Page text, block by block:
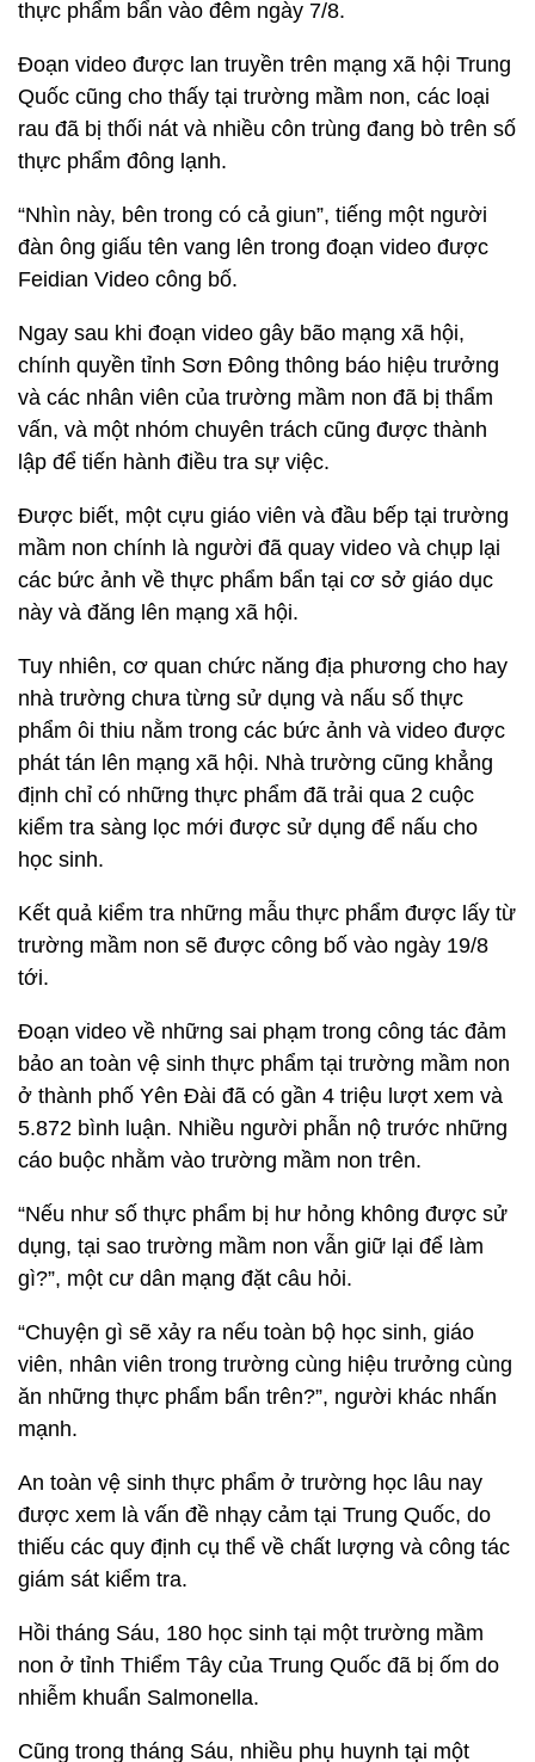
thực phẩm bẩn vào đêm ngày 7/8.
Đoạn video được lan truyền trên mạng xã hội Trung
Quốc cũng cho thấy tại trường mầm non, các loại
rau đã bị thối nát và nhiều côn trùng đang bò trên số
thực phẩm đông lạnh.
“Nhìn này, bên trong có cả giun”, tiếng một người
đàn ông giấu tên vang lên trong đoạn video được
Feidian Video công bố.
Ngay sau khi đoạn video gây bão mạng xã hội,
chính quyền tỉnh Sơn Đông thông báo hiệu trưởng
và các nhân viên của trường mầm non đã bị thẩm
vấn, và một nhóm chuyên trách cũng được thành
lập để tiến hành điều tra sự việc.
Được biết, một cựu giáo viên và đầu bếp tại trường
mầm non chính là người đã quay video và chụp lại
các bức ảnh về thực phẩm bẩn tại cơ sở giáo dục
này và đăng lên mạng xã hội.
Tuy nhiên, cơ quan chức năng địa phương cho hay
nhà trường chưa từng sử dụng và nấu số thực
phẩm ôi thiu nằm trong các bức ảnh và video được
phát tán lên mạng xã hội. Nhà trường cũng khẳng
định chỉ có những thực phẩm đã trải qua 2 cuộc
kiểm tra sàng lọc mới được sử dụng để nấu cho
học sinh.
Kết quả kiểm tra những mẫu thực phẩm được lấy từ
trường mầm non sẽ được công bố vào ngày 19/8
tới.
Đoạn video về những sai phạm trong công tác đảm
bảo an toàn vệ sinh thực phẩm tại trường mầm non
ở thành phố Yên Đài đã có gần 4 triệu lượt xem và
5.872 bình luận. Nhiều người phẫn nộ trước những
cáo buộc nhằm vào trường mầm non trên.
“Nếu như số thực phẩm bị hư hỏng không được sử
dụng, tại sao trường mầm non vẫn giữ lại để làm
gì?”, một cư dân mạng đặt câu hỏi.
“Chuyện gì sẽ xảy ra nếu toàn bộ học sinh, giáo
viên, nhân viên trong trường cùng hiệu trưởng cùng
ăn những thực phẩm bẩn trên?”, người khác nhấn
mạnh.
An toàn vệ sinh thực phẩm ở trường học lâu nay
được xem là vấn đề nhạy cảm tại Trung Quốc, do
thiếu các quy định cụ thể về chất lượng và công tác
giám sát kiểm tra.
Hồi tháng Sáu, 180 học sinh tại một trường mầm
non ở tỉnh Thiểm Tây của Trung Quốc đã bị ốm do
nhiễm khuẩn Salmonella.
Cũng trong tháng Sáu, nhiều phụ huynh tại một